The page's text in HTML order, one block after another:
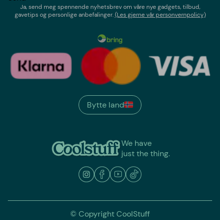
Ja, send meg spennende nyhetsbrev om våre nye gadgets, tilbud,
gavetips og personlige anbefalinger.(Les gjerne vår personvernpolicy)
We have
just the thing.
Bytte land
© Copyright CoolStuff